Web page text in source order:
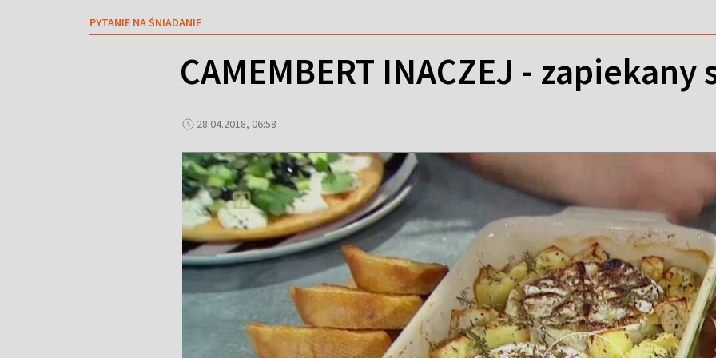
PYTANIE NA ŚNIADANIE
CAMEMBERT INACZEJ - zapiekany
28.04.2018, 06:58